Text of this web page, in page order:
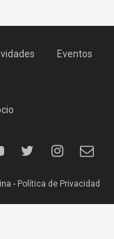
Eventos
- Política de Privacidad